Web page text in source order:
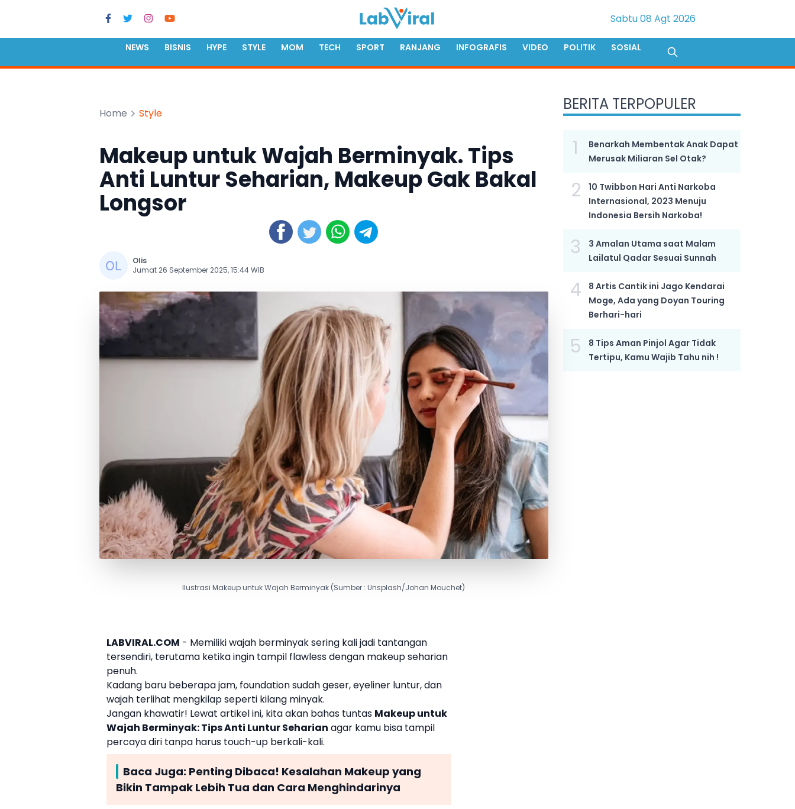
Sabtu 08 Agt 2026
NEWS BISNIS HYPE STYLE MOM TECH SPORT RANJANG INFOGRAFIS VIDEO POLITIK SOSIAL
Home Style
Makeup untuk Wajah Berminyak. Tips
Anti Luntur Seharian, Makeup Gak Bakal
Longsor
Olis
Jumat 26 September 2025, 15:44 WIB
Ilustrasi Makeup untuk Wajah Berminyak (Sumber : Unsplash/Johan Mouchet)
LABVIRAL.COM - Memiliki wajah berminyak sering kali jadi tantangan
tersendiri, terutama ketika ingin tampil flawless dengan makeup seharian
penuh.
Kadang baru beberapa jam, foundation sudah geser, eyeliner luntur, dan
wajah terlihat mengkilap seperti kilang minyak.
Jangan khawatir! Lewat artikel ini, kita akan bahas tuntas Makeup untuk
Wajah Berminyak: Tips Anti Luntur Seharian agar kamu bisa tampil
percaya diri tanpa harus touch-up berkali-kali.
Baca Juga: Penting Dibaca! Kesalahan Makeup yang
Bikin Tampak Lebih Tua dan Cara Menghindarinya
BERITA TERPOPULER
1
Benarkah Membentak Anak Dapat
Merusak Miliaran Sel Otak?
2
10 Twibbon Hari Anti Narkoba
Internasional, 2023 Menuju
Indonesia Bersih Narkoba!
3
3 Amalan Utama saat Malam
Lailatul Qadar Sesuai Sunnah
4
8 Artis Cantik ini Jago Kendarai
Moge, Ada yang Doyan Touring
Berhari-hari
5
8 Tips Aman Pinjol Agar Tidak
Tertipu, Kamu Wajib Tahu nih !